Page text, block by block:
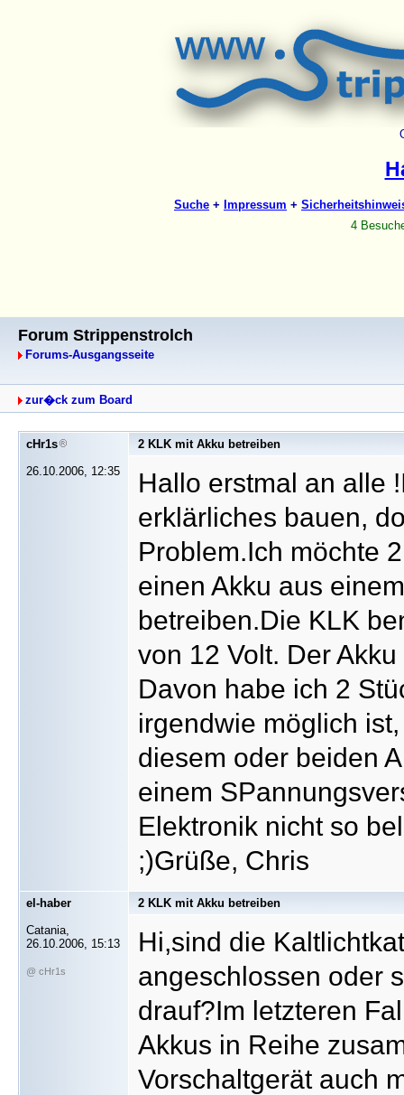
Forum Strippenstrolch
Forums-Ausgangsseite
zur�ck zum Board
cHr1s
26.10.2006, 12:35
2 KLK mit Akku betreiben
Hallo erstmal an alle
erklärliches bauen,
Problem.Ich möchte
einen Akku aus
betreiben.Die KLK
von 12 Volt. Der
Davon habe ich 2
irgendwie möglich
diesem oder beiden
einem
Elektronik nicht so
;)Grüße, Chris
el-haber
Catania,
26.10.2006, 15:13
@ cHr1s
2 KLK mit Akku betreiben
Hi,sind die
angeschlossen oder
drauf?Im letzteren
Akkus in Reihe
Vorschaltgerät auch